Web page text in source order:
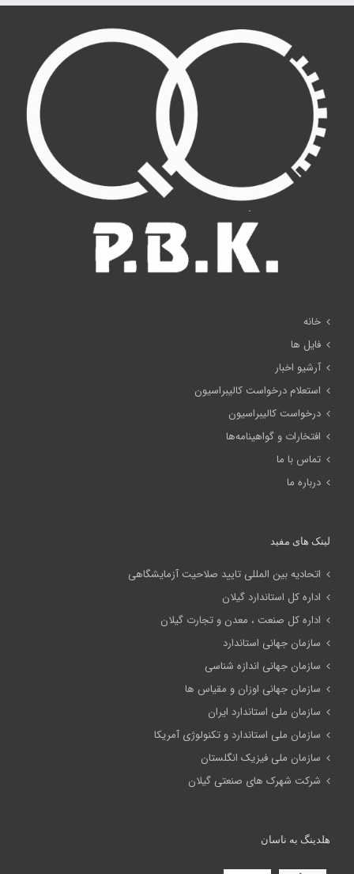
خانه
فایل ها
آرشیو اخبار
استعلام درخواست کالیبراسیون
درخواست کالیبراسیون
افتخارات و گواهینامه‌ها
تماس با ما
درباره ما
لینک های مفید
اتحادیه بین المللی تایید صلاحیت آزمایشگاهی
اداره کل استاندارد گیلان
اداره کل صنعت ، معدن و تجارت گیلان
سازمان جهانی استاندارد
سازمان جهانی اندازه شناسی
سازمان جهانی اوزان و مقیاس ها
سازمان ملی استاندارد ایران
سازمان ملی استاندارد و تکنولوژی آمریکا
سازمان ملی فیزیک انگلستان
شرکت شهرک های صنعتی گیلان
هلدینگ به ناسان